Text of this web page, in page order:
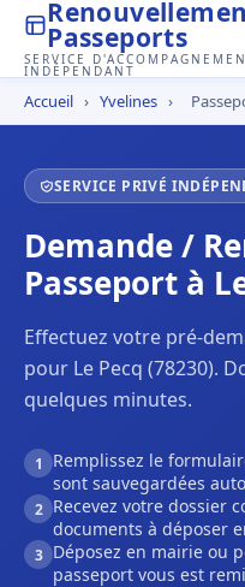
Passeports
SERVICE
INDÉPENDANT
Accueil › Yvelines ›
SERVICE PRIVÉ
Demande /
Passeport à
Effectuez votre pré-
pour Le Pecq (78230).
quelques minutes.
1
Remplissez le
sont sauvegardées
2 Recevez votre dossier
documents à déposer
3 Déposez en mairie ou
passeport vous est